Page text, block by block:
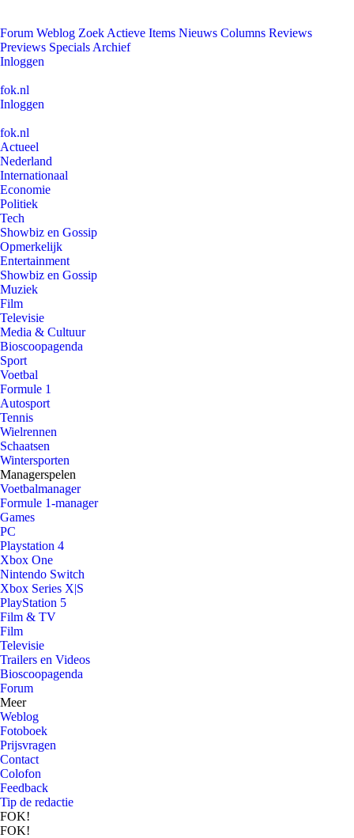
Forum Weblog Zoek Actieve Items Nieuws Columns Reviews
Previews Specials Archief
Inloggen
fok.nl
Inloggen
fok.nl
Actueel
Nederland
Internationaal
Economie
Politiek
Tech
Showbiz en Gossip
Opmerkelijk
Entertainment
Showbiz en Gossip
Muziek
Film
Televisie
Media & Cultuur
Bioscoopagenda
Sport
Voetbal
Formule 1
Autosport
Tennis
Wielrennen
Schaatsen
Wintersporten
Managerspelen
Voetbalmanager
Formule 1-manager
Games
PC
Playstation 4
Xbox One
Nintendo Switch
Xbox Series X|S
PlayStation 5
Film & TV
Film
Televisie
Trailers en Videos
Bioscoopagenda
Forum
Meer
Weblog
Fotoboek
Prijsvragen
Contact
Colofon
Feedback
Tip de redactie
FOK!
FOK!